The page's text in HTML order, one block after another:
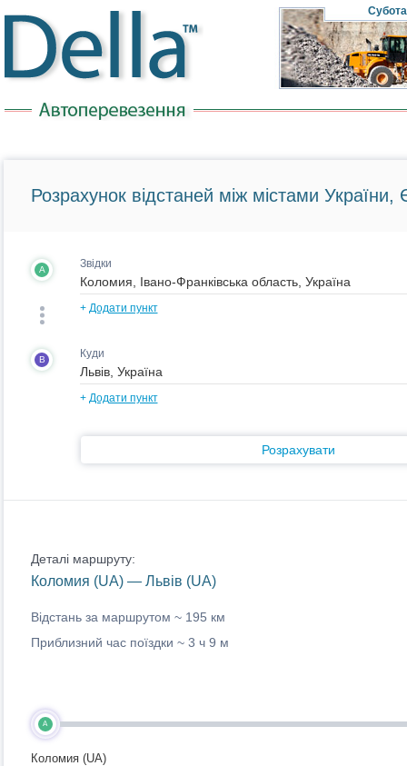
Субота
Розрахунок відстаней між містами України,
A Звідки
+ Додати пункт
B Куди
+ Додати пункт
Розрахувати
Деталі маршруту:
Коломия (UA) — Львів (UA)
Відстань за маршрутом ~ 195 км
Приблизний час поїздки ~ 3 ч 9 м
A
Коломия (UA)